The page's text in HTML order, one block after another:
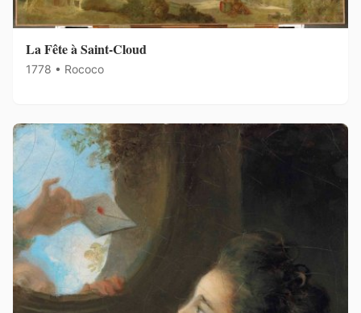
La Fête à Saint-Cloud
1778 • Rococo